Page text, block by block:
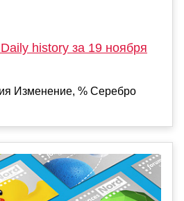
history за 19 ноября
Изменение, % Серебро